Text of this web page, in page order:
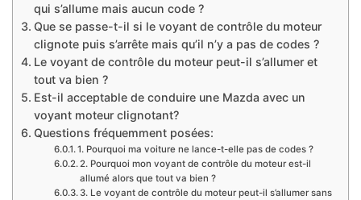
qui s’allume mais aucun code ?
Que se passe-t-il si le voyant de contrôle du moteur
clignote puis s’arrête mais qu’il n’y a pas de codes ?
Le voyant de contrôle du moteur peut-il s’allumer et
tout va bien ?
Est-il acceptable de conduire une Mazda avec un
voyant moteur clignotant?
Questions fréquemment posées:
1. Pourquoi ma voiture ne lance-t-elle pas de codes ?
2. Pourquoi mon voyant de contrôle du moteur est-il
allumé alors que tout va bien ?
3. Le voyant de contrôle du moteur peut-il s’allumer sans